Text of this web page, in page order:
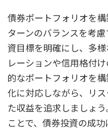
債券ポートフォリオを
ターンのバランスを考
資目標を明確にし、多
レーションや信用格付
的なポートフォリオを
化に対応しながら、リ
た収益を追求しましょ
ことで、債券投資の成